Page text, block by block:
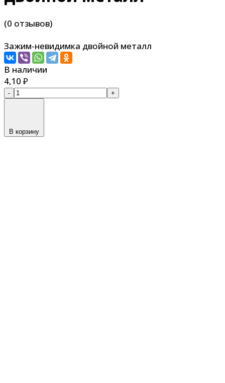
(0 отзывов)
Зажим-невидимка двойной металл
В наличии
4,10 ₽
- +
В корзину